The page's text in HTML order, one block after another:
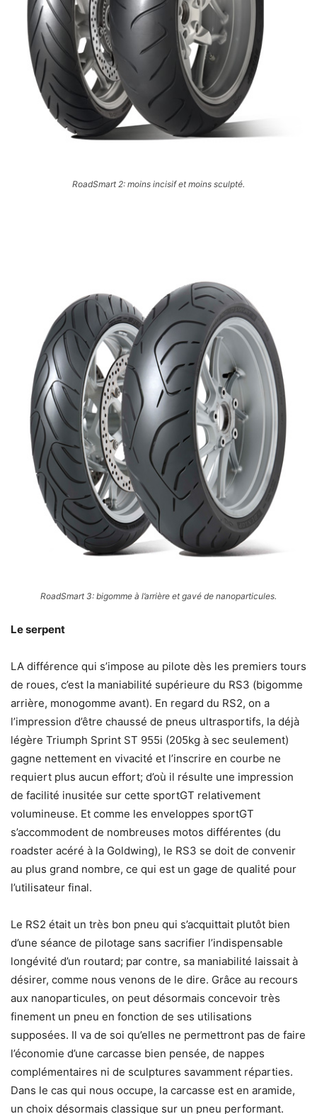
RoadSmart 2: moins incisif et moins sculpté.
RoadSmart 3: bigomme à l’arrière et gavé de nanoparticules.
Le serpent
LA différence qui s’impose au pilote dès les premiers tours
de roues, c’est la maniabilité supérieure du RS3 (bigomme
arrière, monogomme avant). En regard du RS2, on a
l’impression d’être chaussé de pneus ultrasportifs, la déjà
légère Triumph Sprint ST 955i (205kg à sec seulement)
gagne nettement en vivacité et l’inscrire en courbe ne
requiert plus aucun effort; d’où il résulte une impression
de facilité inusitée sur cette sportGT relativement
volumineuse. Et comme les enveloppes sportGT
s’accommodent de nombreuses motos différentes (du
roadster acéré à la Goldwing), le RS3 se doit de convenir
au plus grand nombre, ce qui est un gage de qualité pour
l’utilisateur final.
Le RS2 était un très bon pneu qui s’acquittait plutôt bien
d’une séance de pilotage sans sacrifier l’indispensable
longévité d’un routard; par contre, sa maniabilité laissait à
désirer, comme nous venons de le dire. Grâce au recours
aux nanoparticules, on peut désormais concevoir très
finement un pneu en fonction de ses utilisations
supposées. Il va de soi qu’elles ne permettront pas de faire
l’économie d’une carcasse bien pensée, de nappes
complémentaires ni de sculptures savamment réparties.
Dans le cas qui nous occupe, la carcasse est en aramide,
un choix désormais classique sur un pneu performant.